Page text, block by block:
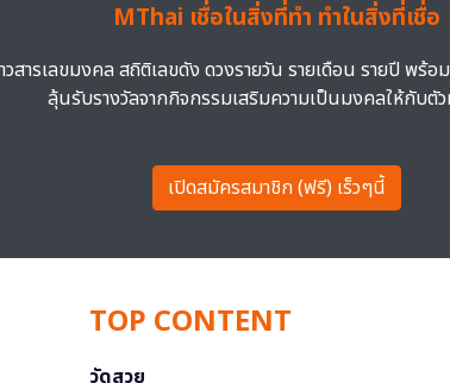
MThai เชื่อในสิ่งที่ทำ ทำในสิ่งที่เชื่อ
วสารเลขมงคล สถิติเลขดัง ดวงรายวัน รายเดือน รายปี พร้อ
ลุ้นรับรางวัลจากกิจกรรมเสริมความเป็นมงคลให้กับตัว
เปิดสมัครสมาชิก (ฟรี) เร็วๆนี้
TOP CONTENT
วัดสวย